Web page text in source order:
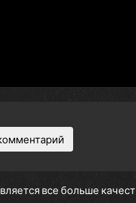
все больше